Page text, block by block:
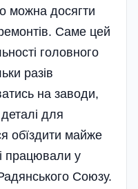
можна досягти
Саме цей
головного
разів
на заводи,
для
обїздити майже
працювали у
Союзу.